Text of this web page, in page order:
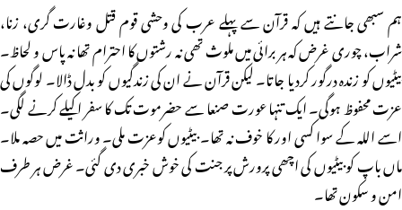
ہم سبھی جانتے ہیں کہ قرآن سے پہلے عرب کی وحشی قوم قتل وغارت گری، زنا،
شراب، چوری غرض کہ ہر برائی میں ملوث تھی نہ رشتوں کا احترام تھا نہ پاس و لحاظ۔
بیٹیوں کو زندہ درگور کردیا جاتا۔ لیکن قرآن نے ان کی زندگیوں کو بدل ڈالا۔ لوگوں کی
عزت محفوظ ہوگی۔ ایک تنہا عورت صنعا سے حضرموت تک کا سفر اکیلے کرنے لگی۔
اسے اللہ کے سوا کسی اور کا خوف نہ تھا۔ بیٹیوں کوعزت ملی۔ وراثت میں حصہ ملا۔
ماں باپ کو بیٹیوں کی اچھی پرورش پر جنت کی خوش خبری دی گئی۔ غرض ہر طرف
امن و سکون تھا۔